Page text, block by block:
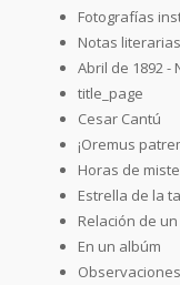
Fotografías
Notas
Abril de 1892 -
title_page
Cesar Cantú
¡Oremus
Horas de
Estrella de la
Relación de
En un albúm